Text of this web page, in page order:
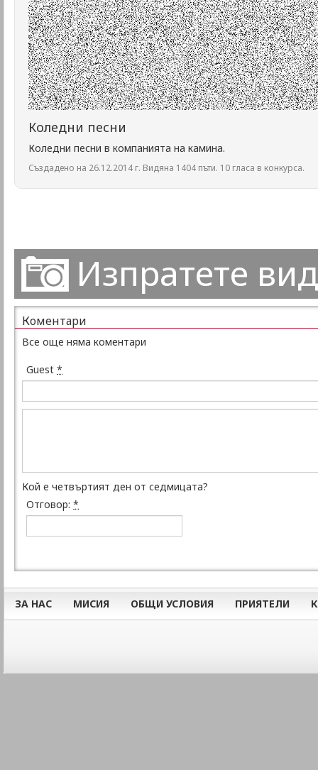
Коледни песни
Коледни песни в компанията на камина.
Създадено на 26.12.2014 г. Видяна 1404 пъти. 10 гласа в конкурса.
Изпратете
Коментари
Все още няма коментари
Guest *
Кой е четвъртият ден от седмицата?
Отговор: *
ЗА НАС МИСИЯ ОБЩИ УСЛОВИЯ ПРИЯТЕЛИ